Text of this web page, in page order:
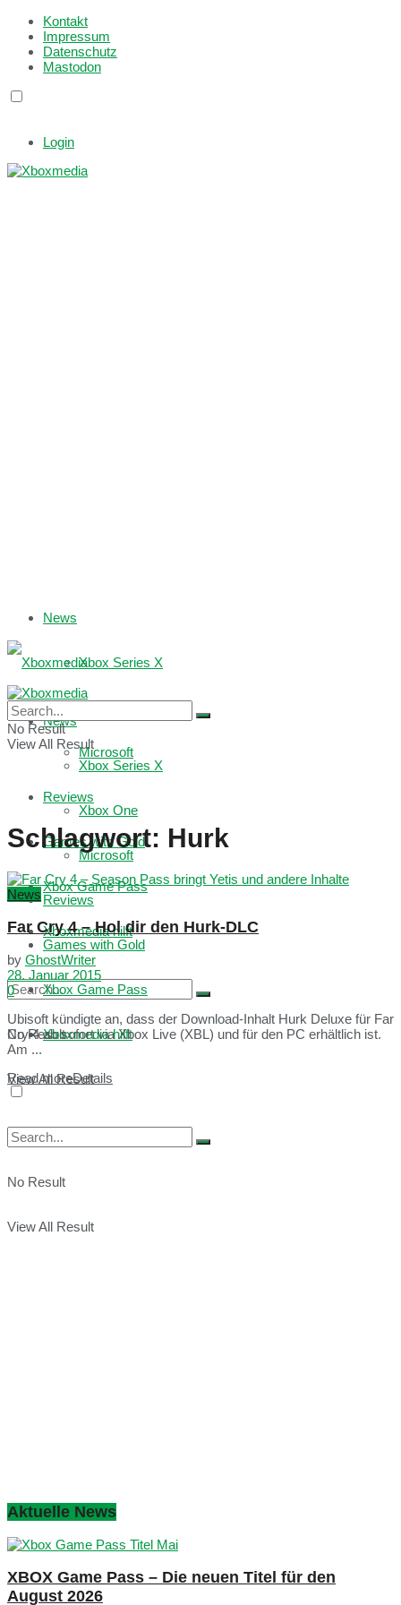
Kontakt
Impressum
Datenschutz
Mastodon
Login
News
Xbox Series X
Microsoft
Reviews
Games with Gold
Xbox Game Pass
Xboxmedia hilft
No Result
View All Result
News
Xbox Series X
Xbox One
Microsoft
Reviews
Games with Gold
Xbox Game Pass
Xboxmedia hilft
No Result
View All Result
No Result
View All Result
Schlagwort: Hurk
News
Far Cry 4 – Hol dir den Hurk-DLC
by GhostWriter
28. Januar 2015
0
Ubisoft kündigte an, dass der Download-Inhalt Hurk Deluxe für Far
Cry 4 ab sofort via Xbox Live (XBL) und für den PC erhältlich ist.
Am ...
Read moreDetails
Aktuelle News
XBOX Game Pass – Die neuen Titel für den
August 2026